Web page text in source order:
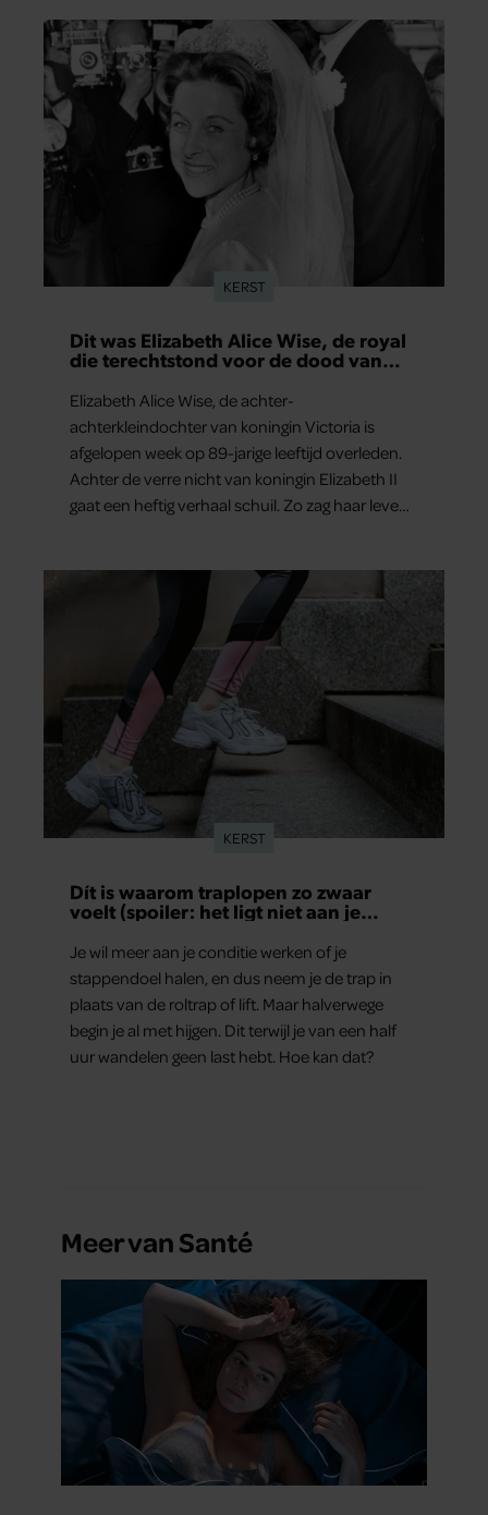
KERST
Dit was Elizabeth Alice Wise, de royal
die terechtstond voor de dood van
Elizabeth Alice Wise, de achter-
achterkleindochter van koningin Victoria is
afgelopen week op 89-jarige leeftijd overleden.
Achter de verre nicht van koningin Elizabeth II
gaat een heftig verhaal schuil. Zo zag haar leven
KERST
Dít is waarom traplopen zo zwaar
voelt (spoiler: het ligt niet aan je
Je wil meer aan je conditie werken of je
stappendoel halen, en dus neem je de trap in
plaats van de roltrap of lift. Maar halverwege
begin je al met hijgen. Dit terwijl je van een half
uur wandelen geen last hebt. Hoe kan dat?
Meer van Santé